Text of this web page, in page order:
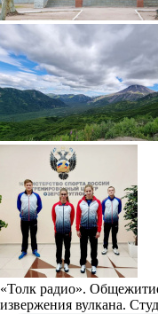
«Толк радио».
извержения вулкана.